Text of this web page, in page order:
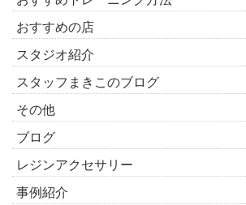
おすすめの店
スタジオ紹介
スタッフまきこのブログ
その他
ブログ
レジンアクセサリー
事例紹介